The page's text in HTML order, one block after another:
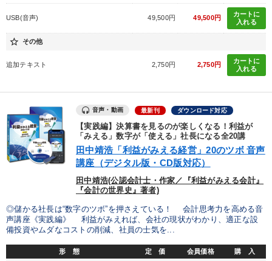
USB(音声) 49,500円 49,500円
カートに
入れる
star_border その他
追加テキスト 2,750円 2,750円
カートに
入れる
音声・動画 最新刊 ダウンロード対応
【実践編】決算書を見るのが楽しくなる！利益が
「みえる」数字が「使える」社長になる全20講
田中靖浩「利益がみえる経営」20のツボ 音声
講座（デジタル版・CD版対応）
田中靖浩(公認会計士・作家／『利益がみえる会計』
『会計の世界史』著者)
◎儲かる社長は“数字のツボ”を押さえている！ 会計思考力を高める音
声講座《実践編》 利益がみえれば、会社の現状がわかり、適正な設
備投資やムダなコストの削減、社員の士気を...
形 態 定 価 会員価格 購 入